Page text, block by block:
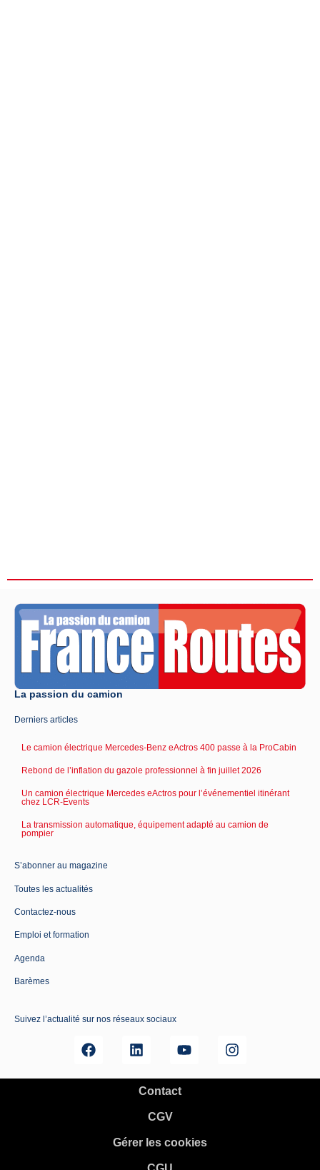
La passion du camion
Derniers articles
Le camion électrique Mercedes-Benz eActros 400 passe à la ProCabin
Rebond de l’inflation du gazole professionnel à fin juillet 2026
Un camion électrique Mercedes eActros pour l’événementiel itinérant
chez LCR-Events
La transmission automatique, équipement adapté au camion de
pompier
S’abonner au magazine
Toutes les actualités
Contactez-nous
Emploi et formation
Agenda
Barèmes
Suivez l’actualité sur nos réseaux sociaux
Contact
CGV
Gérer les cookies